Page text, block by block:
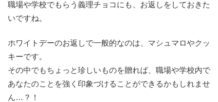
職場や学校でもらう義理チョコにも、お返しをしておきた
いですね。
ホワイトデーのお返しで一般的なのは、マシュマロやクッ
キーです。
その中でもちょっと珍しいものを贈れば、職場や学校内で
あなたのことを強く印象づけることができるかもしれませ
ん…？！